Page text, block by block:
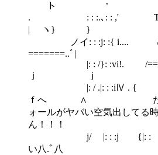
ト ’
. : : :.､: : ,' ￣
| ヽ} }
ノイ: : :j: :{ i....
=======..ﾞ|
|: : /}: :vi!. /
ｊ j
|: / .|: : :iⅣ . {
ｆへ ∧ ただでも
ォールがヤバい空気出してる
ん！！！
j/ |: : :j ゝ{|: : ==彡
い八.ﾞ八